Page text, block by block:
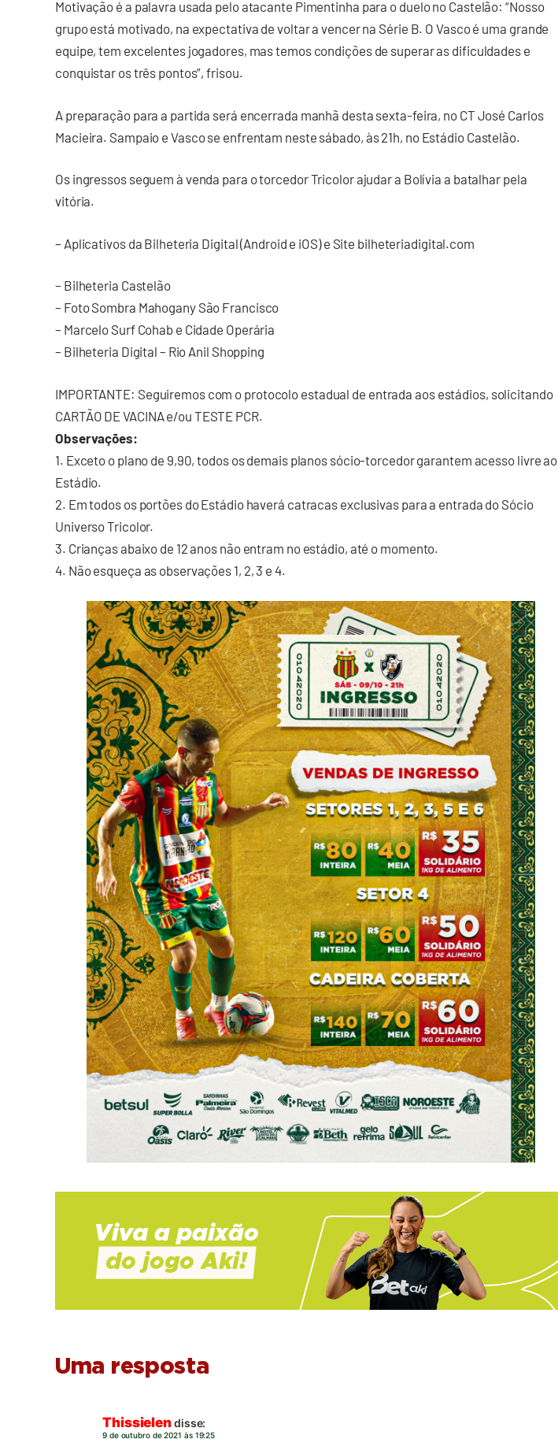
Motivação é a palavra usada pelo atacante Pimentinha para o duelo no Castelão: “Nosso
grupo está motivado, na expectativa de voltar a vencer na Série B. O Vasco é uma grande
equipe, tem excelentes jogadores, mas temos condições de superar as dificuldades e
conquistar os três pontos”, frisou.
A preparação para a partida será encerrada manhã desta sexta-feira, no CT José Carlos
Macieira. Sampaio e Vasco se enfrentam neste sábado, às 21h, no Estádio Castelão.
Os ingressos seguem à venda para o torcedor Tricolor ajudar a Bolívia a batalhar pela
vitória.
– Aplicativos da Bilheteria Digital (Android e iOS) e Site bilheteriadigital.com
– Bilheteria Castelão
– Foto Sombra Mahogany São Francisco
– Marcelo Surf Cohab e Cidade Operária
– Bilheteria Digital – Rio Anil Shopping
IMPORTANTE: Seguiremos com o protocolo estadual de entrada aos estádios, solicitando
CARTÃO DE VACINA e/ou TESTE PCR.
Observações:
1. Exceto o plano de 9,90, todos os demais planos sócio-torcedor garantem acesso livre ao
Estádio.
2. Em todos os portões do Estádio haverá catracas exclusivas para a entrada do Sócio
Universo Tricolor.
3. Crianças abaixo de 12 anos não entram no estádio, até o momento.
4. Não esqueça as observações 1, 2, 3 e 4.
Uma resposta
Thissielendisse:
9 de outubro de 2021 às 19:25